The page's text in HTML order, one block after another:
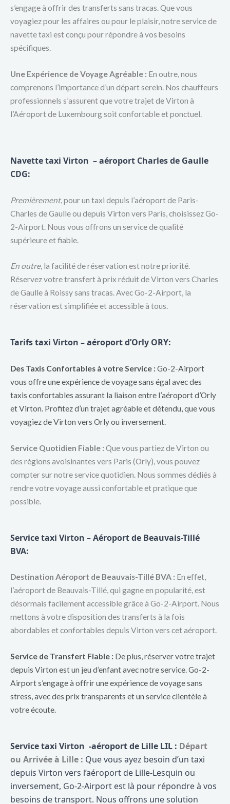
s’engage à offrir des transferts sans tracas. Que vous
voyagiez pour les affaires ou pour le plaisir, notre service de
navette taxi est conçu pour répondre à vos besoins
spécifiques.
Une Expérience de Voyage Agréable : En outre, nous
comprenons l’importance d’un départ serein. Nos chauffeurs
professionnels s’assurent que votre trajet de Virton à
l’Aéroport de Luxembourg soit confortable et ponctuel.
Navette taxi Virton – aéroport Charles de Gaulle
CDG:
Premièrement, pour un taxi depuis l’aéroport de Paris-
Charles de Gaulle ou depuis Virton vers Paris, choisissez Go-
2-Airport. Nous vous offrons un service de qualité
supérieure et fiable.
En outre, la facilité de réservation est notre priorité.
Réservez votre transfert à prix réduit de Virton vers Charles
de Gaulle à Roissy sans tracas. Avec Go-2-Airport, la
réservation est simplifiée et accessible à tous.
Tarifs taxi Virton –aéroport d’Orly ORY:
Des Taxis Confortables à votre Service : Go-2-Airport
vous offre une expérience de voyage sans égal avec des
taxis confortables assurant la liaison entre l’aéroport d’Orly
et Virton. Profitez d’un trajet agréable et détendu, que vous
voyagiez de Virton vers Orly ou inversement.
Service Quotidien Fiable : Que vous partiez de Virton ou
des régions avoisinantes vers Paris (Orly), vous pouvez
compter sur notre service quotidien. Nous sommes dédiés à
rendre votre voyage aussi confortable et pratique que
possible.
Service taxi Virton – Aéroport de Beauvais-Tillé
BVA:
Destination Aéroport de Beauvais-Tillé BVA : En effet,
l’aéroport de Beauvais-Tillé, qui gagne en popularité, est
désormais facilement accessible grâce à Go-2-Airport. Nous
mettons à votre disposition des transferts à la fois
abordables et confortables depuis Virton vers cet aéroport.
Service de Transfert Fiable : De plus, réserver votre trajet
depuis Virton est un jeu d’enfant avec notre service. Go-2-
Airport s’engage à offrir une expérience de voyage sans
stress, avec des prix transparents et un service clientèle à
votre écoute.
Service taxi Virton -aéroport de Lille LIL : Départ
ou Arrivée à Lille : Que vous ayez besoin d’un taxi
depuis Virton vers l’aéroport de Lille-Lesquin ou
inversement, Go-2-Airport est là pour répondre à vos
besoins de transport. Nous offrons une solution